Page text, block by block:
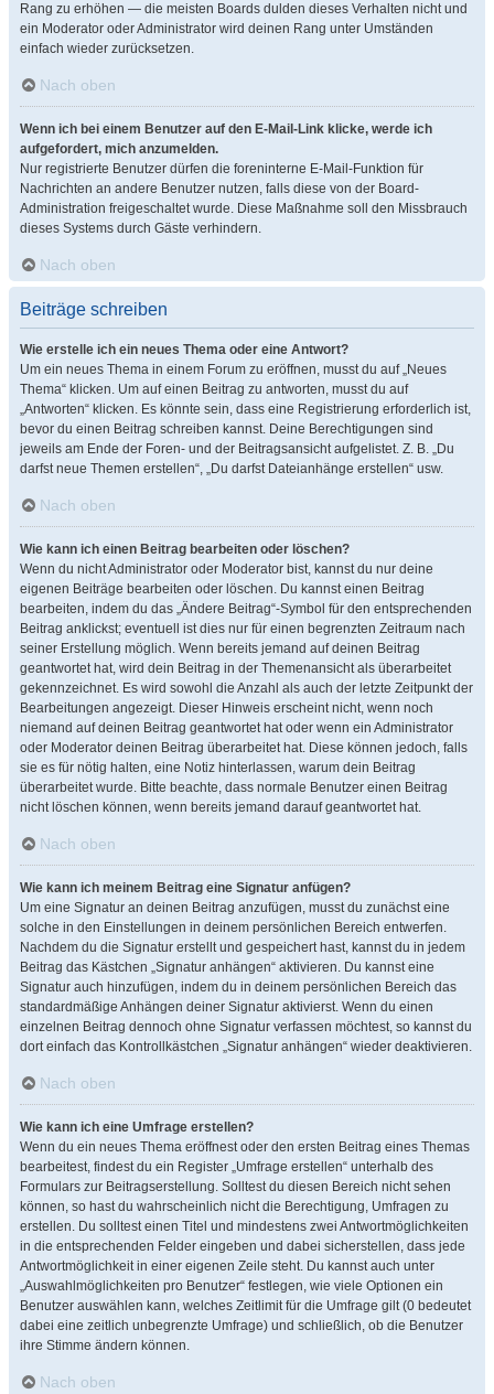
Rang zu erhöhen — die meisten Boards dulden dieses Verhalten nicht und
ein Moderator oder Administrator wird deinen Rang unter Umständen
einfach wieder zurücksetzen.
Nach oben
Wenn ich bei einem Benutzer auf den E-Mail-Link klicke, werde ich
aufgefordert, mich anzumelden.
Nur registrierte Benutzer dürfen die foreninterne E-Mail-Funktion für
Nachrichten an andere Benutzer nutzen, falls diese von der Board-
Administration freigeschaltet wurde. Diese Maßnahme soll den Missbrauch
dieses Systems durch Gäste verhindern.
Nach oben
Beiträge schreiben
Wie erstelle ich ein neues Thema oder eine Antwort?
Um ein neues Thema in einem Forum zu eröffnen, musst du auf „Neues
Thema“ klicken. Um auf einen Beitrag zu antworten, musst du auf
„Antworten“ klicken. Es könnte sein, dass eine Registrierung erforderlich ist,
bevor du einen Beitrag schreiben kannst. Deine Berechtigungen sind
jeweils am Ende der Foren- und der Beitragsansicht aufgelistet. Z. B. „Du
darfst neue Themen erstellen“, „Du darfst Dateianhänge erstellen“ usw.
Nach oben
Wie kann ich einen Beitrag bearbeiten oder löschen?
Wenn du nicht Administrator oder Moderator bist, kannst du nur deine
eigenen Beiträge bearbeiten oder löschen. Du kannst einen Beitrag
bearbeiten, indem du das „Ändere Beitrag“-Symbol für den entsprechenden
Beitrag anklickst; eventuell ist dies nur für einen begrenzten Zeitraum nach
seiner Erstellung möglich. Wenn bereits jemand auf deinen Beitrag
geantwortet hat, wird dein Beitrag in der Themenansicht als überarbeitet
gekennzeichnet. Es wird sowohl die Anzahl als auch der letzte Zeitpunkt der
Bearbeitungen angezeigt. Dieser Hinweis erscheint nicht, wenn noch
niemand auf deinen Beitrag geantwortet hat oder wenn ein Administrator
oder Moderator deinen Beitrag überarbeitet hat. Diese können jedoch, falls
sie es für nötig halten, eine Notiz hinterlassen, warum dein Beitrag
überarbeitet wurde. Bitte beachte, dass normale Benutzer einen Beitrag
nicht löschen können, wenn bereits jemand darauf geantwortet hat.
Nach oben
Wie kann ich meinem Beitrag eine Signatur anfügen?
Um eine Signatur an deinen Beitrag anzufügen, musst du zunächst eine
solche in den Einstellungen in deinem persönlichen Bereich entwerfen.
Nachdem du die Signatur erstellt und gespeichert hast, kannst du in jedem
Beitrag das Kästchen „Signatur anhängen“ aktivieren. Du kannst eine
Signatur auch hinzufügen, indem du in deinem persönlichen Bereich das
standardmäßige Anhängen deiner Signatur aktivierst. Wenn du einen
einzelnen Beitrag dennoch ohne Signatur verfassen möchtest, so kannst du
dort einfach das Kontrollkästchen „Signatur anhängen“ wieder deaktivieren.
Nach oben
Wie kann ich eine Umfrage erstellen?
Wenn du ein neues Thema eröffnest oder den ersten Beitrag eines Themas
bearbeitest, findest du ein Register „Umfrage erstellen“ unterhalb des
Formulars zur Beitragserstellung. Solltest du diesen Bereich nicht sehen
können, so hast du wahrscheinlich nicht die Berechtigung, Umfragen zu
erstellen. Du solltest einen Titel und mindestens zwei Antwortmöglichkeiten
in die entsprechenden Felder eingeben und dabei sicherstellen, dass jede
Antwortmöglichkeit in einer eigenen Zeile steht. Du kannst auch unter
„Auswahlmöglichkeiten pro Benutzer“ festlegen, wie viele Optionen ein
Benutzer auswählen kann, welches Zeitlimit für die Umfrage gilt (0 bedeutet
dabei eine zeitlich unbegrenzte Umfrage) und schließlich, ob die Benutzer
ihre Stimme ändern können.
Nach oben